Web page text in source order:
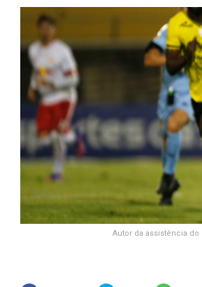
Autor da assistência